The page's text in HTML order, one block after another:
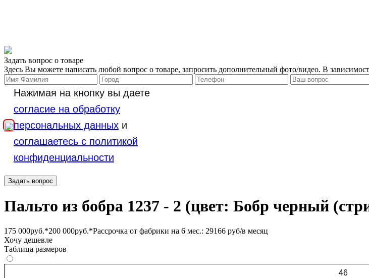
Задать вопрос о товаре
Здесь Вы можете написать любой вопрос о товаре, запросить дополнительный фото/видео. В
Нажимая на кнопку вы даете
согласие на обработку
персональных данныхи
соглашаетесь с политикой
конфиденциальности
Задать вопрос
Пальто из бобра 1237 - 2 (цвет: Бобр черный
175 000руб.*200 000руб.*Рассрочка от фабрики на 6 мес.: 29166 руб/в месяц
Хочу дешевле
Таблица размеров
46